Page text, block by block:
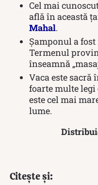
Cel mai
află în această
Mahal.
Șamponul a
Termenul
înseamnă
Vaca este sacră
foarte multe legi
este cel mai
lume.
Citește și: